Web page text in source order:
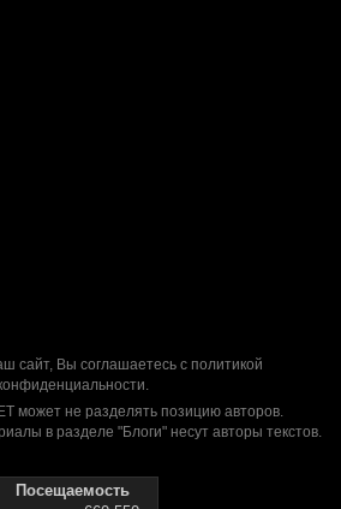
сайт, Вы соглашаетесь с политикой
.
может не разделять позицию авторов.
в разделе "Блоги" несут авторы текстов.
Посещаемость